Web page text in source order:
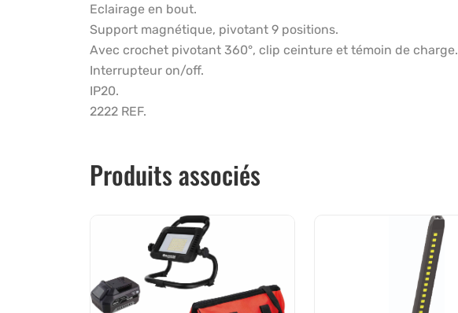
Eclairage en bout.
Support magnétique, pivotant 9 positions.
Avec crochet pivotant 360°, clip ceinture et témoin de charge.
Interrupteur on/off.
IP20.
2222 REF.
Produits associés